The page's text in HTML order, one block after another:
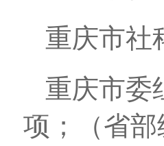
重庆市社
重庆市委
项；（省部